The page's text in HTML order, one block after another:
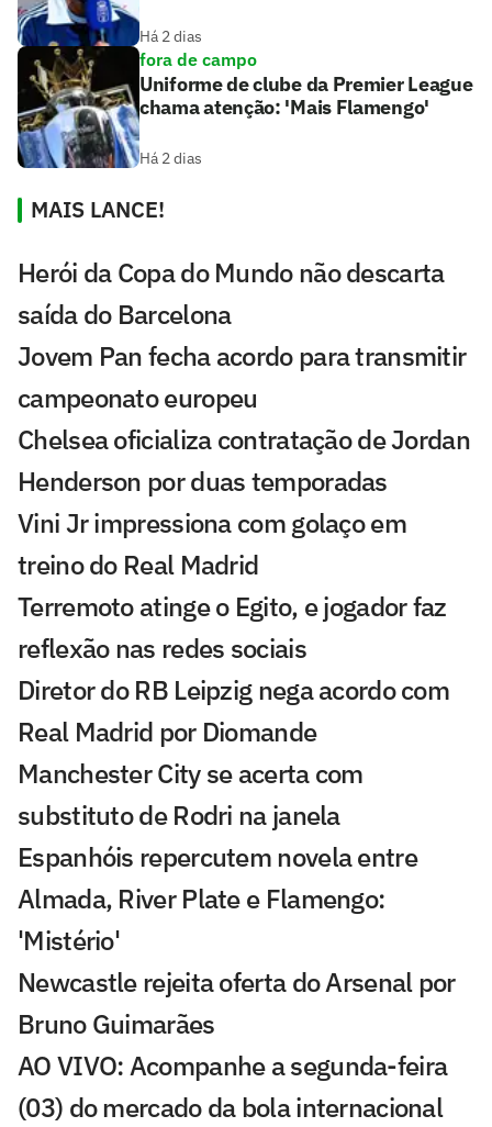
Há 2 dias
fora de campo
Uniforme de clube da Premier League
chama atenção: 'Mais Flamengo'
Há 2 dias
MAIS LANCE!
Herói da Copa do Mundo não descarta
saída do Barcelona
Jovem Pan fecha acordo para transmitir
campeonato europeu
Chelsea oficializa contratação de Jordan
Henderson por duas temporadas
Vini Jr impressiona com golaço em
treino do Real Madrid
Terremoto atinge o Egito, e jogador faz
reflexão nas redes sociais
Diretor do RB Leipzig nega acordo com
Real Madrid por Diomande
Manchester City se acerta com
substituto de Rodri na janela
Espanhóis repercutem novela entre
Almada, River Plate e Flamengo:
'Mistério'
Newcastle rejeita oferta do Arsenal por
Bruno Guimarães
AO VIVO: Acompanhe a segunda-feira
(03) do mercado da bola internacional